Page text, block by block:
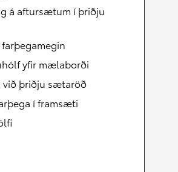
á aftursætum í þriðju
yfir mælaborði
við þriðju sætaröð
í framsæti